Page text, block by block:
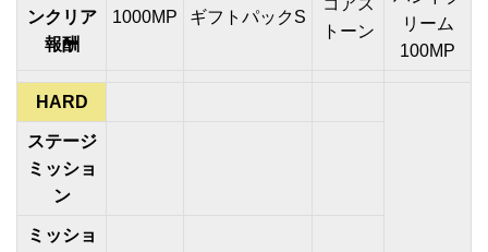
リーム
100MP
ンクリア
報酬
1000MP ギフトパックS
コアス
トーン
HARD
ステージ
ミッショ
ン
ミッショ